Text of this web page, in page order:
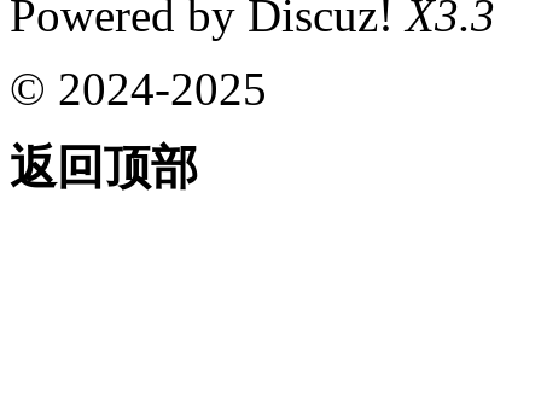
Powered by Discuz!X3.3
© 2024-2025
返回顶部